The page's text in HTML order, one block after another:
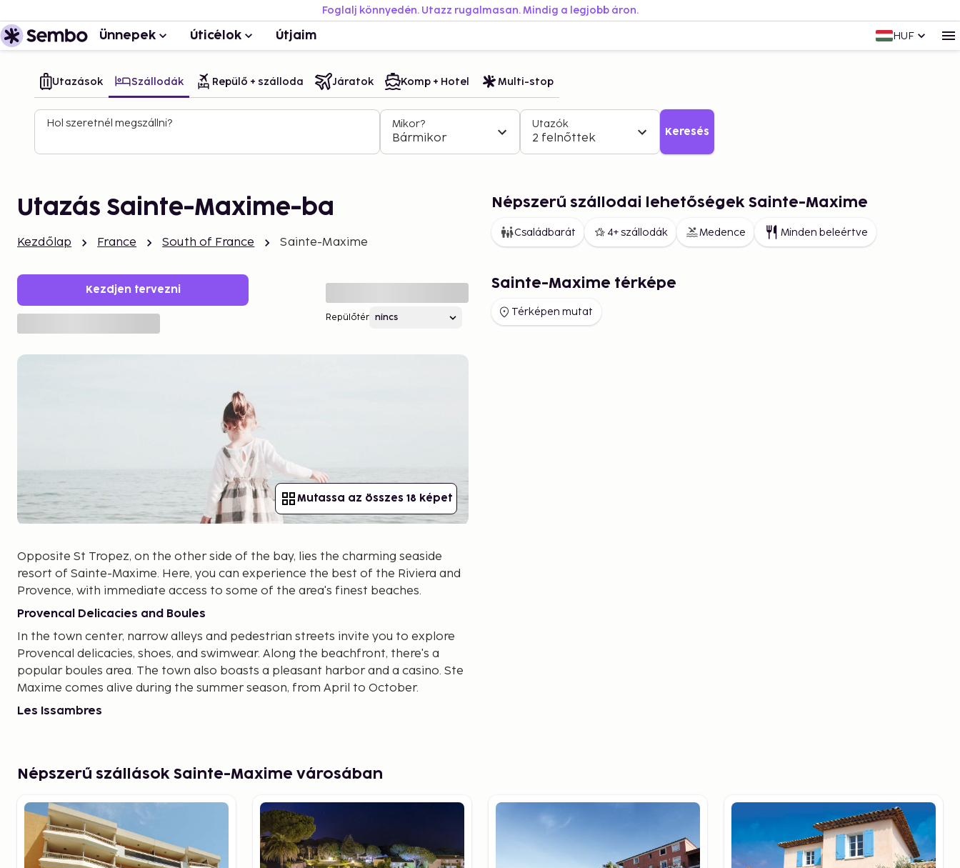
Foglalj könnyedén. Utazz rugalmasan. Mindig a legjobb áron.
Ünnepek Úticélok Útjaim HUF
Utazások Szállodák Repülő + szálloda Járatok Komp + Hotel Multi-stop
Hol szeretnél megszállni? Mikor?
Bármikor
Utazók
2 felnőttek Keresés
Utazás Sainte-Maxime-ba
Kezdőlap France South of France Sainte-Maxime
Kezdjen tervezni
Repülőtér
Mutassa az összes 18 képet
Opposite St Tropez, on the other side of the bay, lies the charming seaside
resort of Sainte-Maxime. Here, you can experience the best of the Riviera and
Provence, with immediate access to some of the area's finest beaches.
Provencal Delicacies and Boules
In the town center, narrow alleys and pedestrian streets invite you to explore
Provencal delicacies, shoes, and swimwear. Along the beachfront, there's a
popular boules area. The town also boasts a pleasant harbor and a casino. Ste
Maxime comes alive during the summer season, from April to October.
Les Issambres
and widest sandy beaches. Many accommodations in Les Issambres are nestled
surroundings and a stunning view of the Mediterranean.
The surroundings are scenic and offer much more than just sun and sea. The
location is ideal if you want to explore nearby villages and vineyards. St Tropez
is just 14 km away.
Népszerű szállodai lehetőségek Sainte-Maxime
Családbarát 4+ szállodák Medence Minden beleértve
Sainte-Maxime térképe
Térképen mutat
Népszerű szállások Sainte-Maxime városában